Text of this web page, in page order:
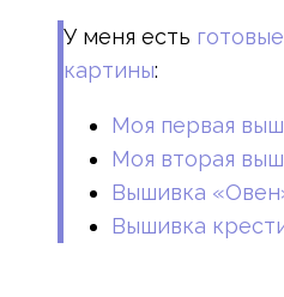
У меня есть
картины:
Моя первая
Моя вторая
Вышивка
Вышивка